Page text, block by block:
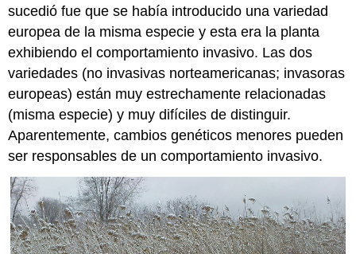
sucedió fue que se había introducido una variedad
europea de la misma especie y esta era la planta
exhibiendo el comportamiento invasivo. Las dos
variedades (no invasivas norteamericanas; invasoras
europeas) están muy estrechamente relacionadas
(misma especie) y muy difíciles de distinguir.
Aparentemente, cambios genéticos menores pueden
ser responsables de un comportamiento invasivo.